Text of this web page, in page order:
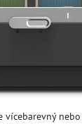
vícebarevný